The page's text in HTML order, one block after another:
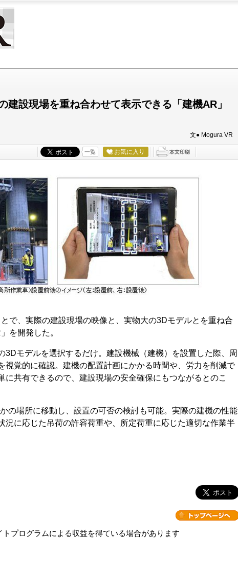
建設現場を重ね合わせて表示できる「建機AR」
文● Mogura VR
一覧 お気に入り
で、実際の建設現場の映像と、実物大の3Dモデルとを重ね合
を開発した。
モデルを選択するだけ。建設機械（建機）を設置した際、周
視覚的に確認。建機の配置計画にかかる時間や、労力を削減で
に共有できるので、建設現場の安全確保にもつながるとのこ
の場所に移動し、設置の可否の検討も可能。実際の建機の性能
況に応じた吊荷の許容荷重や、所定荷重に応じた適切な作業半
プログラムによる収益を得ている場合があります